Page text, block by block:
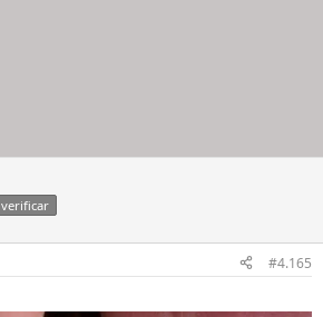
#4.165